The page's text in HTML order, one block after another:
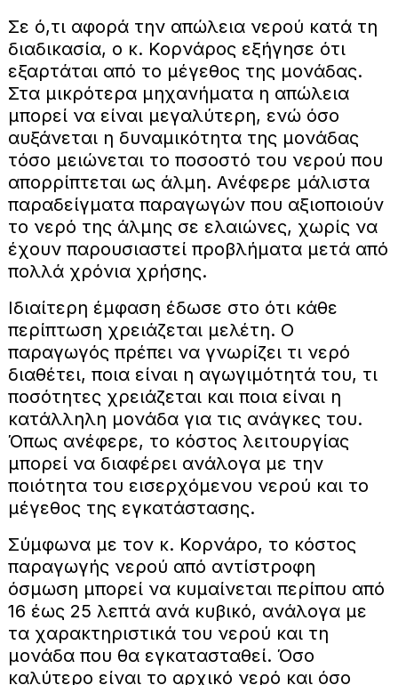
Σε ό,τι αφορά την απώλεια νερού κατά τη
διαδικασία, ο κ. Κορνάρος εξήγησε ότι
εξαρτάται από το μέγεθος της μονάδας.
Στα μικρότερα μηχανήματα η απώλεια
μπορεί να είναι μεγαλύτερη, ενώ όσο
αυξάνεται η δυναμικότητα της μονάδας
τόσο μειώνεται το ποσοστό του νερού που
απορρίπτεται ως άλμη. Ανέφερε μάλιστα
παραδείγματα παραγωγών που αξιοποιούν
το νερό της άλμης σε ελαιώνες, χωρίς να
έχουν παρουσιαστεί προβλήματα μετά από
πολλά χρόνια χρήσης.
Ιδιαίτερη έμφαση έδωσε στο ότι κάθε
περίπτωση χρειάζεται μελέτη. Ο
παραγωγός πρέπει να γνωρίζει τι νερό
διαθέτει, ποια είναι η αγωγιμότητά του, τι
ποσότητες χρειάζεται και ποια είναι η
κατάλληλη μονάδα για τις ανάγκες του.
Όπως ανέφερε, το κόστος λειτουργίας
μπορεί να διαφέρει ανάλογα με την
ποιότητα του εισερχόμενου νερού και το
μέγεθος της εγκατάστασης.
Σύμφωνα με τον κ. Κορνάρο, το κόστος
παραγωγής νερού από αντίστροφη
όσμωση μπορεί να κυμαίνεται περίπου από
16 έως 25 λεπτά ανά κυβικό, ανάλογα με
τα χαρακτηριστικά του νερού και τη
μονάδα που θα εγκατασταθεί. Όσο
καλύτερο είναι το αρχικό νερό και όσο